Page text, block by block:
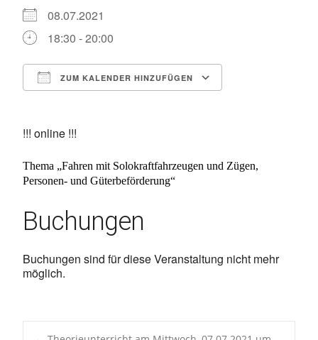
08.07.2021
18:30 - 20:00
ZUM KALENDER HINZUFÜGEN
!!! online !!!
Thema „Fahren mit Solokraftfahrzeugen und Zügen,
Personen- und Güterbeförderung“
Buchungen
Buchungen sind für diese Veranstaltung nicht mehr
möglich.